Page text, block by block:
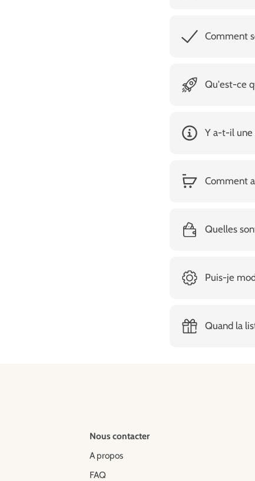
Comment
Qu'est-ce
Y a-t-il une
Comment
Quelles
Puis-je
Quand la
Nous contacter
A propos
FAQ